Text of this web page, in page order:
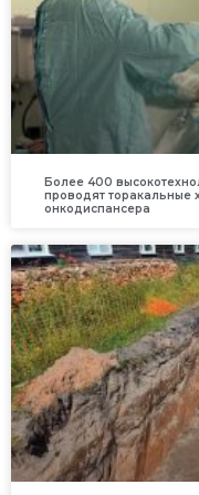
Более 400
проводят торакальные
онкодиспансера